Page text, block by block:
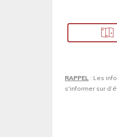
RAPPEL : Les
s'informer sur